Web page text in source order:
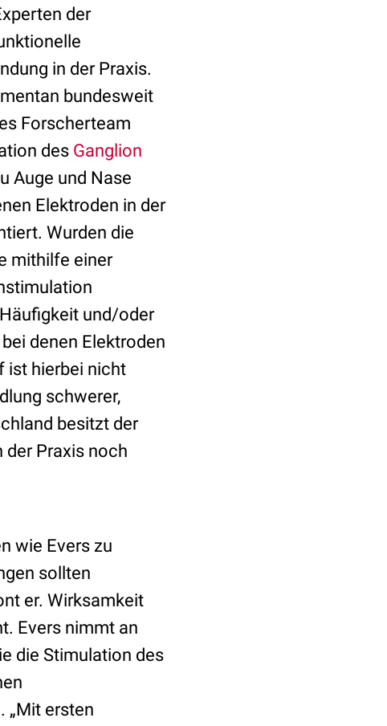
der
in der Praxis.
bundesweit
Forscherteam
des Ganglion
Auge und Nase
Elektroden in der
Wurden die
mithilfe einer
und/oder
denen Elektroden
ist hierbei nicht
schwerer,
besitzt der
der Praxis noch
wie Evers zu
sollten
er. Wirksamkeit
Evers nimmt an
die Stimulation des
„Mit ersten